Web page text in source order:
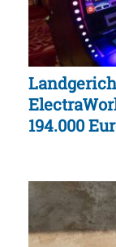
194.000